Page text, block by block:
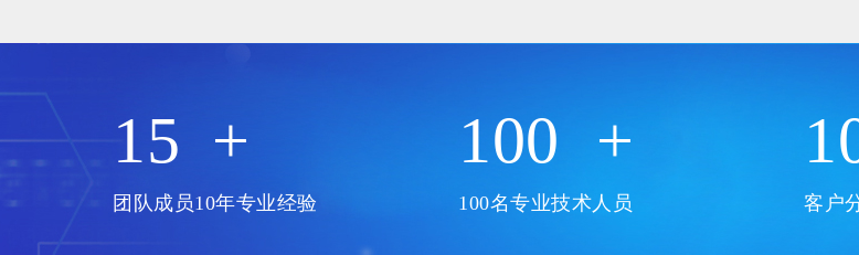
15 +
团队成员10年专业经验
100 +
100名专业技术人员 客户